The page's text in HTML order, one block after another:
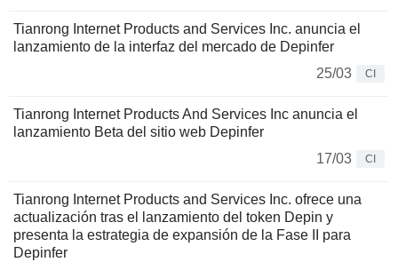
Tianrong Internet Products and Services Inc. anuncia el
lanzamiento de la interfaz del mercado de Depinfer
25/03
CI
Tianrong Internet Products And Services Inc anuncia el
lanzamiento Beta del sitio web Depinfer
17/03
CI
Tianrong Internet Products and Services Inc. ofrece una
actualización tras el lanzamiento del token Depin y
presenta la estrategia de expansión de la Fase II para
Depinfer